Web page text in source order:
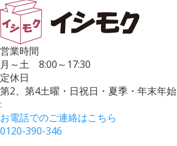
営業時間
月～土 8:00～17:30
定休日
第2、第4土曜・日祝日・夏季・年末年始
:
お電話でのご連絡はこちら
0120-390-346